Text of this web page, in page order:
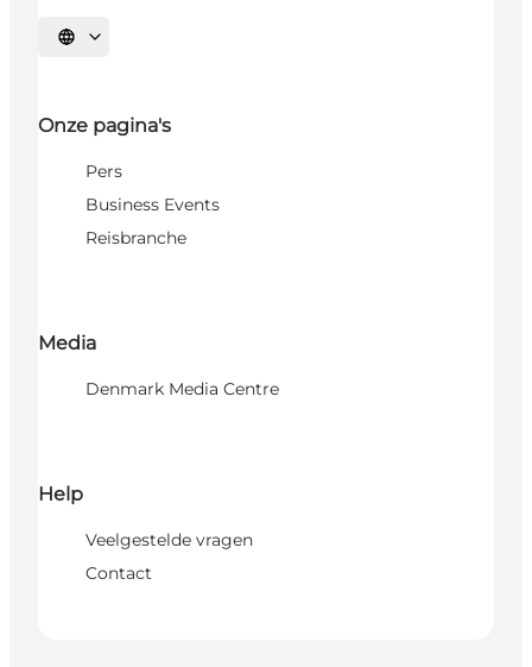
Selecteer taal
Onze pagina's
Pers
Business Events
Reisbranche
Media
Denmark Media Centre
Help
Veelgestelde vragen
Contact